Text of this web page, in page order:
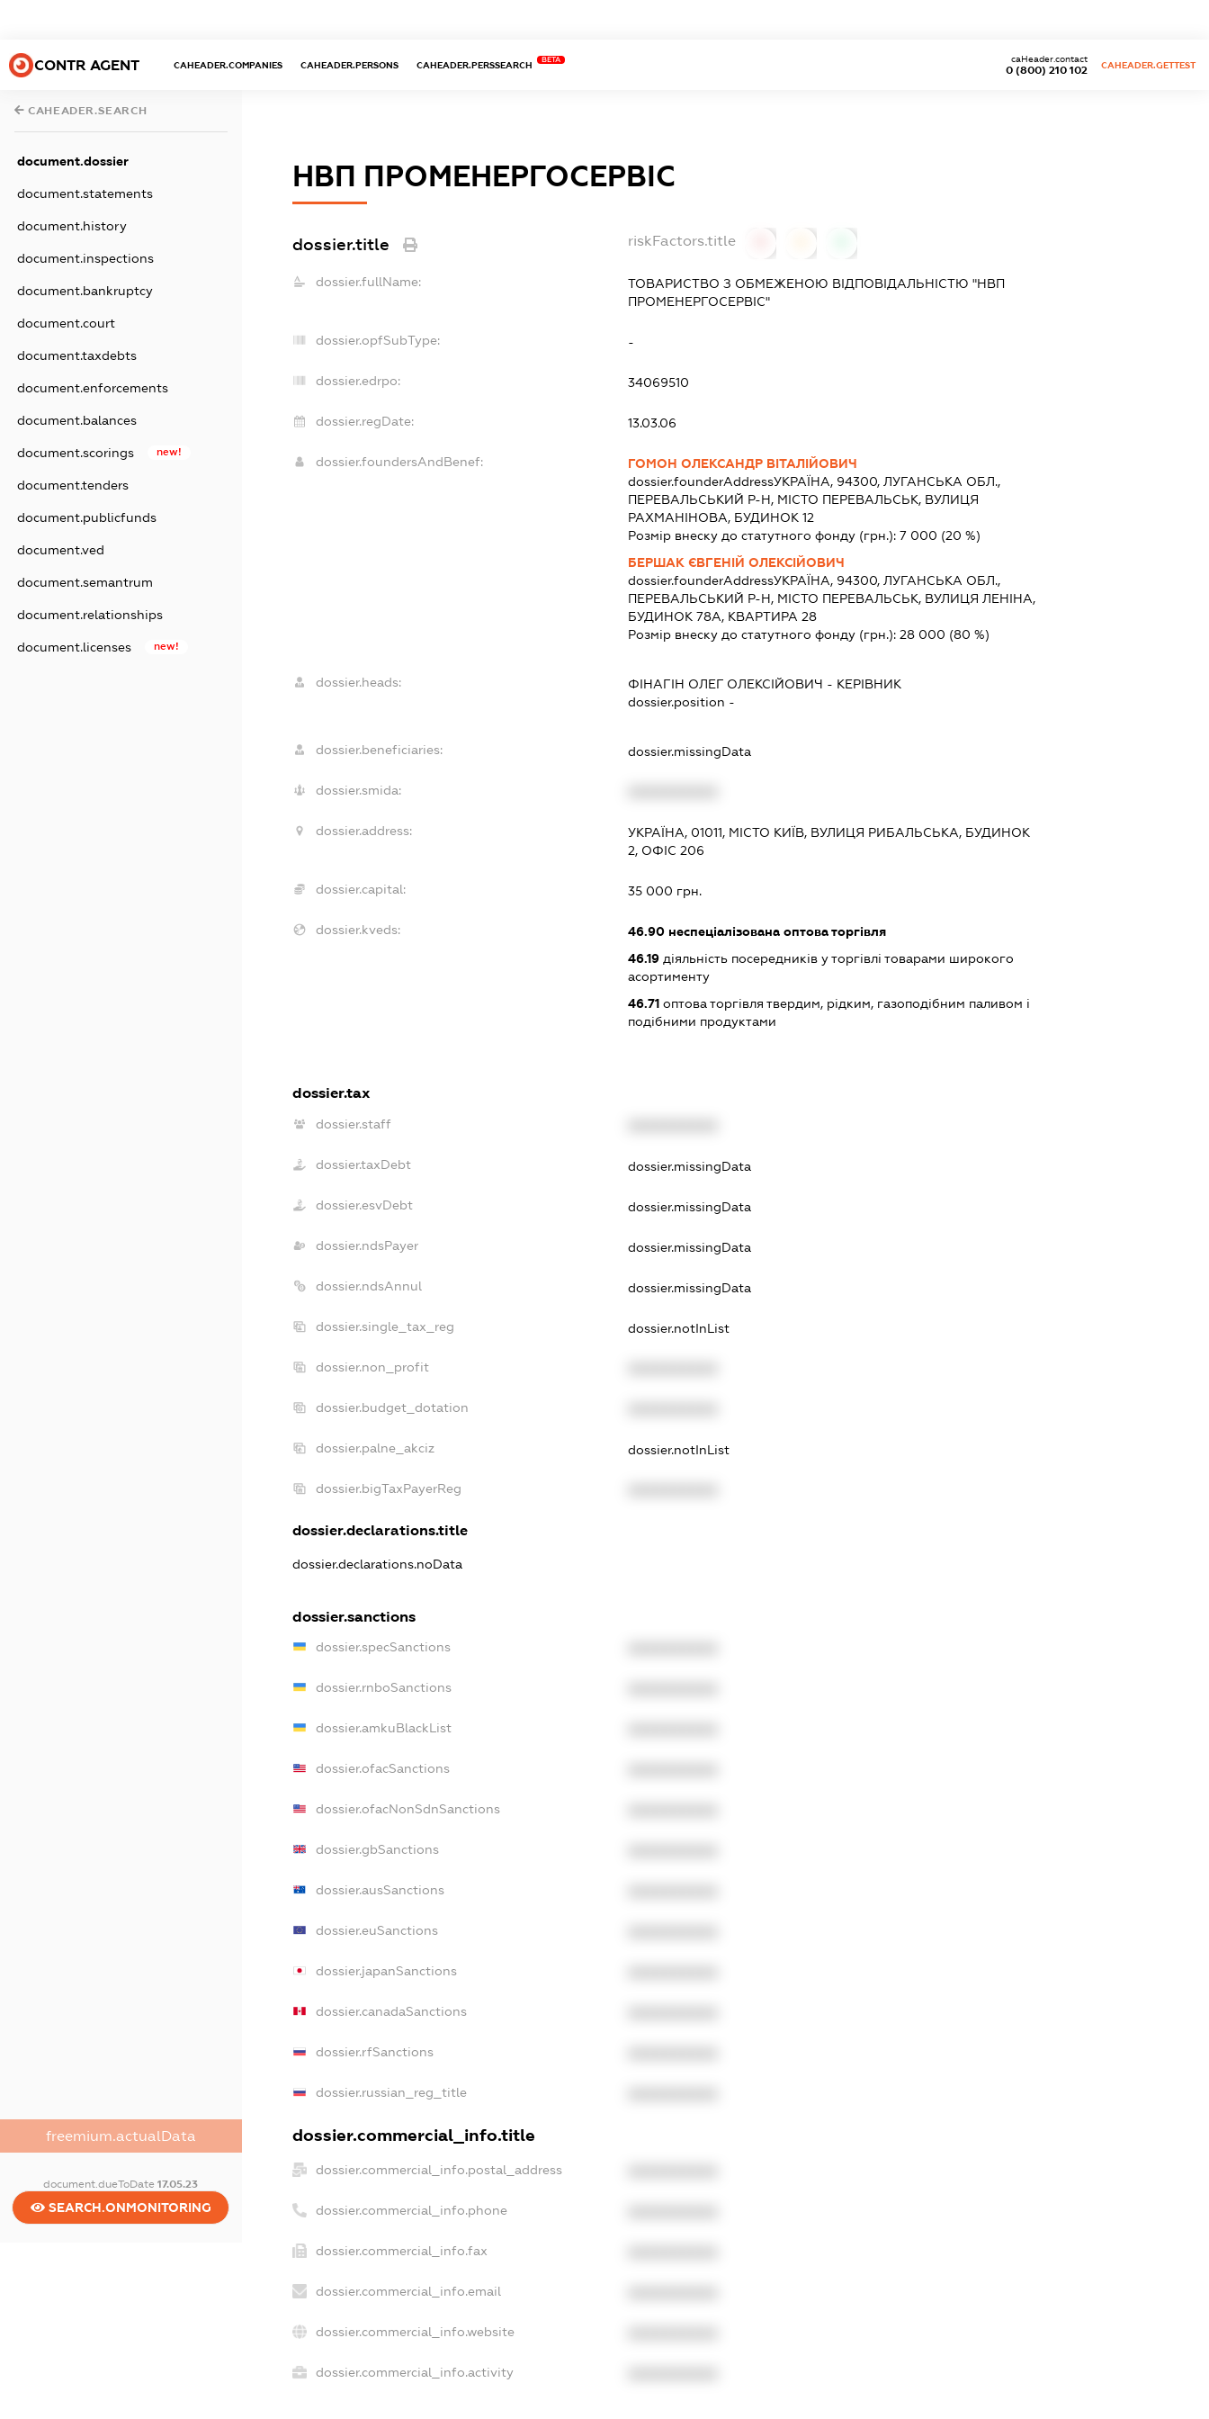
CONTR AGENT CAHEADER.COMPANIES CAHEADER.PERSONS CAHEADER.PERSSEARCH
BETA
0 (800) 210 102
caHeader.contact
CAHEADER.GETTEST
CAHEADER.SEARCH
document.dossier
document.statements
document.history
document.inspections
document.bankruptcy
document.court
document.taxdebts
document.enforcements
document.balances
document.scorings new!
document.tenders
document.publicfunds
document.ved
document.semantrum
document.relationships
document.licenses new!
freemium.actualData
document.dueToDate17.05.23
SEARCH.ONMONITORING
НВП ПРОМЕНЕРГОСЕРВІС
dossier.title riskFactors.title
dossier.fullName:
ТОВАРИСТВО З ОБМЕЖЕНОЮ ВІДПОВІДАЛЬНІСТЮ "НВП
ПРОМЕНЕРГОСЕРВІС"
dossier.opfSubType: -
dossier.edrpo: 34069510
dossier.regDate: 13.03.06
dossier.foundersAndBenef:
ГОМОН ОЛЕКСАНДР ВІТАЛІЙОВИЧ
dossier.founderAddressУКРАЇНА, 94300, ЛУГАНСЬКА ОБЛ.,
ПЕРЕВАЛЬСЬКИЙ Р-Н, МІСТО ПЕРЕВАЛЬСЬК, ВУЛИЦЯ
РАХМАНІНОВА, БУДИНОК 12
Розмір внеску до статутного фонду (грн.): 7 000 (20 %)
БЕРШАК ЄВГЕНІЙ ОЛЕКСІЙОВИЧ
dossier.founderAddressУКРАЇНА, 94300, ЛУГАНСЬКА ОБЛ.,
ПЕРЕВАЛЬСЬКИЙ Р-Н, МІСТО ПЕРЕВАЛЬСЬК, ВУЛИЦЯ ЛЕНІНА,
БУДИНОК 78А, КВАРТИРА 28
Розмір внеску до статутного фонду (грн.): 28 000 (80 %)
dossier.heads: ФІНАГІН ОЛЕГ ОЛЕКСІЙОВИЧ - КЕРІВНИК
dossier.position -
dossier.beneficiaries: dossier.missingData
dossier.smida:
dossier.address:
УКРАЇНА, 01011, МІСТО КИЇВ, ВУЛИЦЯ РИБАЛЬСЬКА, БУДИНОК
2, ОФІС 206
dossier.capital: 35 000 грн.
dossier.kveds: 46.90неспеціалізована оптова торгівля
46.19діяльність посередників у торгівлі товарами широкого
асортименту
46.71оптова торгівля твердим, рідким, газоподібним паливом і
подібними продуктами
dossier.tax
dossier.staff
dossier.taxDebt dossier.missingData
dossier.esvDebt dossier.missingData
dossier.ndsPayer dossier.missingData
dossier.ndsAnnul dossier.missingData
dossier.single_tax_reg dossier.notInList
dossier.non_profit
dossier.budget_dotation
dossier.palne_akciz dossier.notInList
dossier.bigTaxPayerReg
dossier.declarations.title
dossier.declarations.noData
dossier.sanctions
dossier.specSanctions
dossier.rnboSanctions
dossier.amkuBlackList
dossier.ofacSanctions
dossier.ofacNonSdnSanctions
dossier.gbSanctions
dossier.ausSanctions
dossier.euSanctions
dossier.japanSanctions
dossier.canadaSanctions
dossier.rfSanctions
dossier.russian_reg_title
dossier.commercial_info.title
dossier.commercial_info.postal_address
dossier.commercial_info.phone
dossier.commercial_info.fax
dossier.commercial_info.email
dossier.commercial_info.website
dossier.commercial_info.activity